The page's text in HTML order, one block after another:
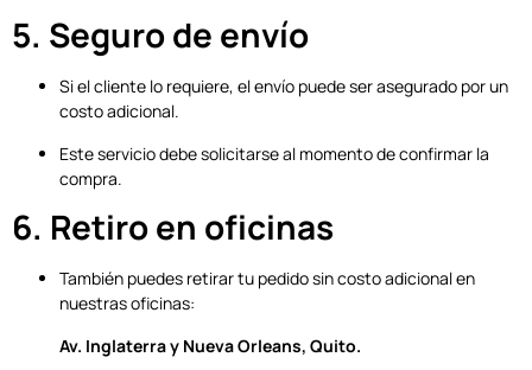
5. Seguro de envío
Si el cliente lo requiere, el envío puede ser asegurado por un
costo adicional.
Este servicio debe solicitarse al momento de confirmar la
compra.
6. Retiro en oficinas
También puedes retirar tu pedido sin costo adicional en
nuestras oficinas:
Av. Inglaterra y Nueva Orleans, Quito.